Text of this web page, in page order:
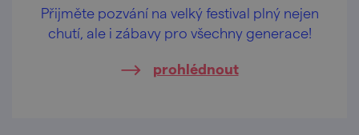
Přijměte pozvání na velký festival plný nejen
chutí, ale i zábavy pro všechny generace!
prohlédnout